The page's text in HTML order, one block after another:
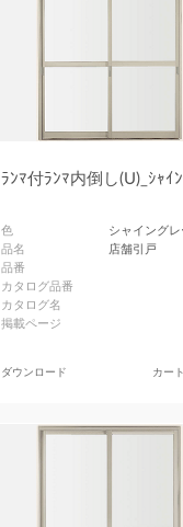
ﾗﾝﾏ付ﾗﾝﾏ内倒し(U)_ｼｬｲ
色
シャイング
品名
店舗引戸
品番
カタログ品番
カタログ名
掲載ページ
ダウンロード カー